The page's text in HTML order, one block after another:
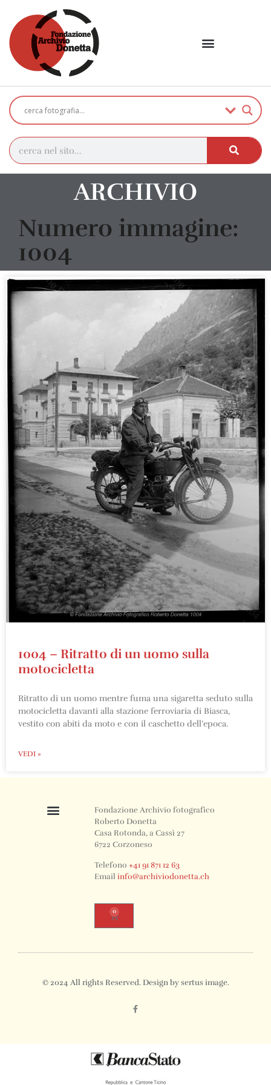
ARCHIVIO
Numero immagine:
1004
1004 – Ritratto di un uomo sulla
motocicletta
Ritratto di un uomo mentre fuma una sigaretta seduto sulla
motocicletta davanti alla stazione ferroviaria di Biasca,
vestito con abiti da moto e con il caschetto dell’epoca.
VEDI »
Fondazione Archivio fotografico
Roberto Donetta
Casa Rotonda, a Cassì 27
6722 Corzoneso
Telefono+41 91 871 12 63
Emailinfo@archiviodonetta.ch
0
© 2024 All rights Reserved. Design by sertus image.